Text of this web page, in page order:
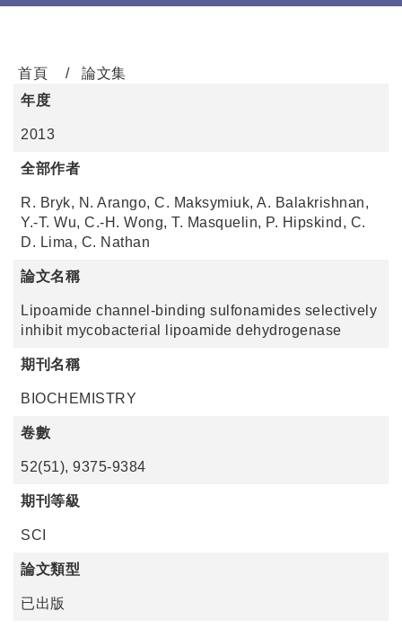
首頁
論文集
年度
2013
全部作者
R. Bryk, N. Arango, C. Maksymiuk, A. Balakrishnan,
Y.-T. Wu, C.-H. Wong, T. Masquelin, P. Hipskind, C.
D. Lima, C. Nathan
論文名稱
Lipoamide channel-binding sulfonamides selectively
inhibit mycobacterial lipoamide dehydrogenase
期刊名稱
BIOCHEMISTRY
卷數
52(51), 9375-9384
期刊等級
SCI
論文類型
已出版